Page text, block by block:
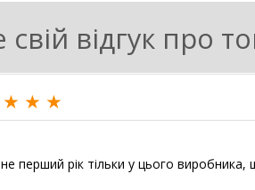
запилення та
ріст на стадіях
посухо-, жаро- і
відгук про
★ ★ ★
перший рік тільки у цього виробника,